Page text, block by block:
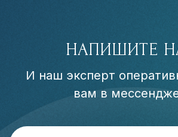
НАПИШИТЕ
И наш эксперт
вам в